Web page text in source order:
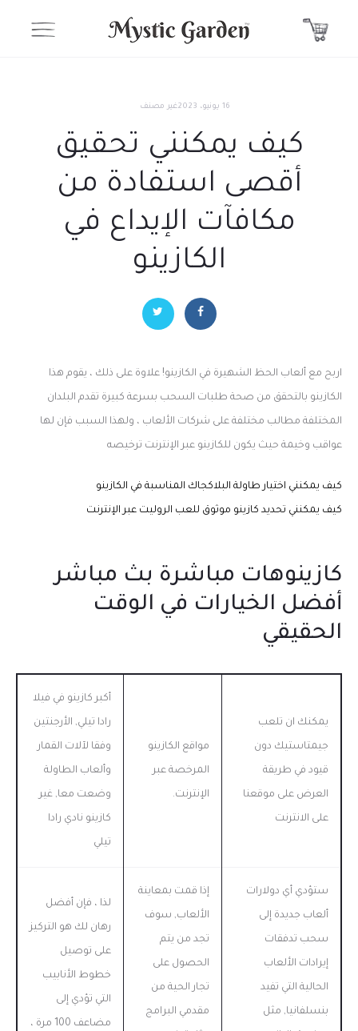
16 يونيو، 2023 غير مصنف
كيف يمكنني تحقيق
أقصى استفادة من
مكافآت الإيداع في
الكازينو
اربح مع ألعاب الحظ الشهيرة في الكازينو! علاوة على ذلك ، يقوم هذا
الكازينو بالتحقق من صحة طلبات السحب بسرعة كبيرة تقدم البلدان
المختلفة مطالب مختلفة على شركات الألعاب ، ولهذا السبب فإن لها
عواقب وخيمة حيث يكون للكازينو عبر الإنترنت ترخيصه
كيف يمكنني اختيار طاولة البلاكجاك المناسبة في الكازينو
كيف يمكنني تحديد كازينو موثوق للعب الروليت عبر الإنترنت
كازينوهات مباشرة بث مباشر
أفضل الخيارات في الوقت
الحقيقي
يمكنك ان تلعب
جيمتاستيك دون
قيود في طريقة
العرض على موقعنا
على الانترنت
مواقع الكازينو
المرخصة عبر
الإنترنت.
أكبر كازينو في فيلا
رادا تيلي, الأرجنتين
وفقا لآلات القمار
وألعاب الطاولة
وضعت معا, غير
كازينو نادي رادا
تيلي
ستؤدي أي دولارات
ألعاب جديدة إلى
سحب تدفقات
إيرادات الألعاب
الحالية التي تفيد
بنسلفانيا, مثل
إذا قمت بمعاينة
الألعاب, سوف
تجد من يتم
الحصول على
تجار الحية من
مقدمي البرامج
لذا ، فإن أفضل
رهان لك هو التركيز
على توصيل
خطوط الأنابيب
التي تؤدي إلى
مضاعف 100 مرة ،